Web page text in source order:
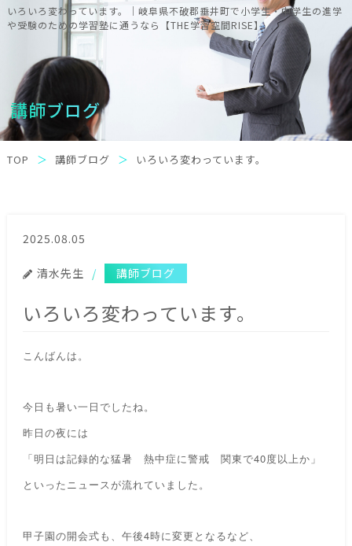
いろいろ変わっています。｜岐阜県不破郡垂井町で小学生・中学生の進学
や受験のための学習塾に通うなら【THE学習空間RISE】
講師ブログ
TOP 講師ブログ いろいろ変わっています。
2025.08.05
清水先生 講師ブログ
いろいろ変わっています。
こんばんは。
今日も暑い一日でしたね。
昨日の夜には
「明日は記録的な猛暑 熱中症に警戒 関東で40度以上か」
といったニュースが流れていました。
甲子園の開会式も、午後4時に変更となるなど、